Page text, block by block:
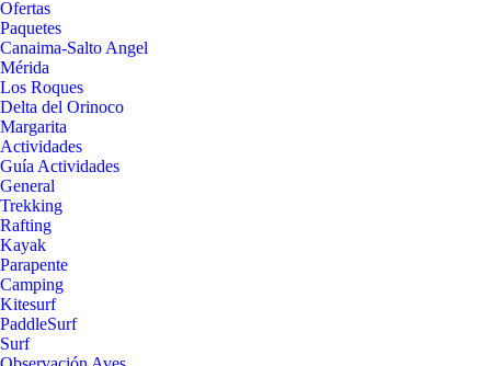
Ofertas
Paquetes
Canaima-Salto Angel
Mérida
Los Roques
Delta del Orinoco
Margarita
Actividades
Guía Actividades
General
Trekking
Rafting
Kayak
Parapente
Camping
Kitesurf
PaddleSurf
Surf